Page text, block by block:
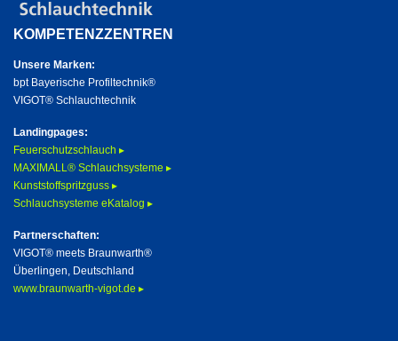
KOMPETENZZENTREN
Unsere Marken:
bpt Bayerische Profiltechnik®
VIGOT® Schlauchtechnik
Landingpages:
Feuerschutzschlauch ▸
MAXIMALL® Schlauchsysteme ▸
Kunststoffspritzguss ▸
Schlauchsysteme eKatalog ▸
Partnerschaften:
VIGOT® meets Braunwarth®
Überlingen, Deutschland
www.braunwarth-vigot.de ▸